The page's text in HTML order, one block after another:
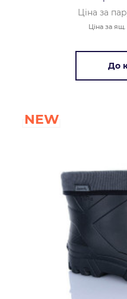
Ціна за
Ціна за ящ.
До
NEW